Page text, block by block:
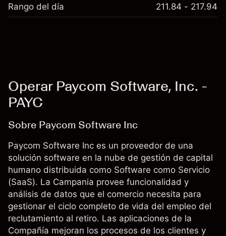
Rango del día 211.84 - 217.94
Operar Paycom Software, Inc. -
PAYC
Sobre Paycom Software Inc
Paycom Software Inc es un proveedor de una
solución software en la nube de gestión de capital
humano distribuida como Software como Servicio
(SaaS). La Campania provee funcionalidad y
análisis de datos que el comercio necesita para
gestionar el ciclo completo de vida del empleo del
reclutamiento al retiro. Las aplicaciones de la
Compañía mejoran los procesos de los clientes y